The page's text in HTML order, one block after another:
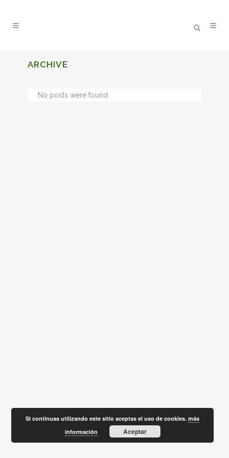
ARCHIVE
No posts were found.
Si continuas utilizando este sitio aceptas el uso de cookies.más
información
Aceptar